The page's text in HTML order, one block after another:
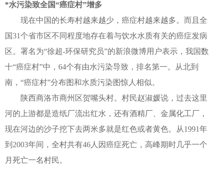
*水污染致全国“癌症村”增多
现在中国的长寿村越来越少，癌症村越来越多。而且全
国31个省市区不同程度地存在着与饮水水质有关的癌症发病
区。署名为“徐超-环保研究员”的新浪微博用户表示，我国数
十“癌症村”中，64个有由水污染导致，排名第一。从北到
南，“癌症村”分布图和水质污染图惊人相似。
陕西商洛市商州区贺嘴头村。村民赵淑媛说，过去这里
河的上游都是造纸厂流出红水，还有酒精厂、金属化工厂，
现在河边的沙子挖下去两米多就是红色或者黄色。从1991年
到2003年间，全村共有46人因癌症死亡，高峰期时几乎一个
月死亡一名村民。